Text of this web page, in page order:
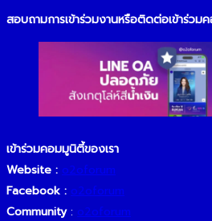
สอบถามการเข้าร่วมงานหรือติดต่อเข้าร่วม
เข้าร่วมคอมมูนิตี้ของเรา
Website : o2oforum
Facebook : o2oforum
Community: o2oforum